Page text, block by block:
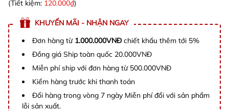
(Tiết kiệm: 120.000₫)
KHUYẾN MÃI - NHẬN NGAY
Đơn hàng từ 1.000.000VNĐchiết khấu thêm tới 5%
Đồng giá Ship toàn quốc 20.000VNĐ
Miễn phí ship với đơn hàng từ 500.000VNĐ
Kiểm hàng trước khi thanh toán
Đổi hàng trong vòng 7 ngày Miễn phí đổi với sản phẩm
lỗi sản xuất.